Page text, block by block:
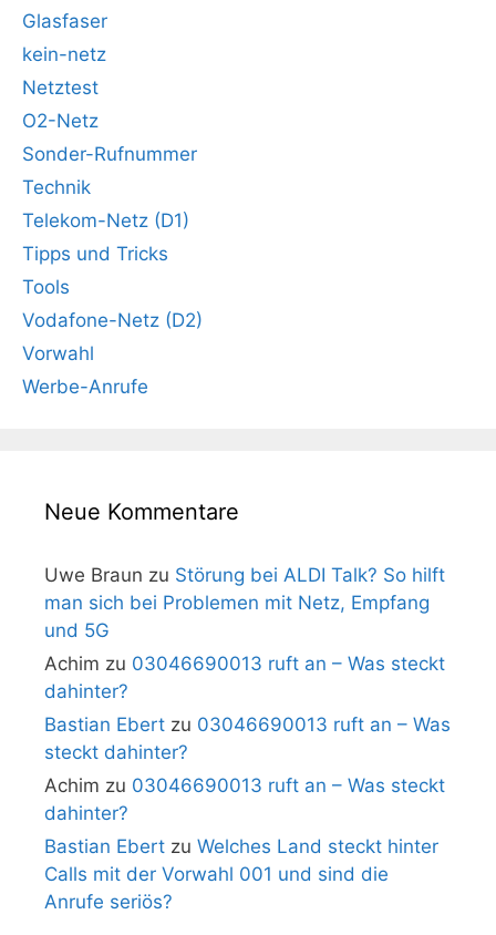
Glasfaser
kein-netz
Netztest
O2-Netz
Sonder-Rufnummer
Technik
Telekom-Netz (D1)
Tipps und Tricks
Tools
Vodafone-Netz (D2)
Vorwahl
Werbe-Anrufe
Neue Kommentare
Uwe Braun zu Störung bei ALDI Talk? So hilft
man sich bei Problemen mit Netz, Empfang
und 5G
Achim zu 03046690013 ruft an – Was steckt
dahinter?
Bastian Ebert zu 03046690013 ruft an – Was
steckt dahinter?
Achim zu 03046690013 ruft an – Was steckt
dahinter?
Bastian Ebert zu Welches Land steckt hinter
Calls mit der Vorwahl 001 und sind die
Anrufe seriös?